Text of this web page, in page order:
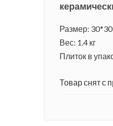
Размер:
Вес: 1.4 кг
Плиток в
Товар снят с